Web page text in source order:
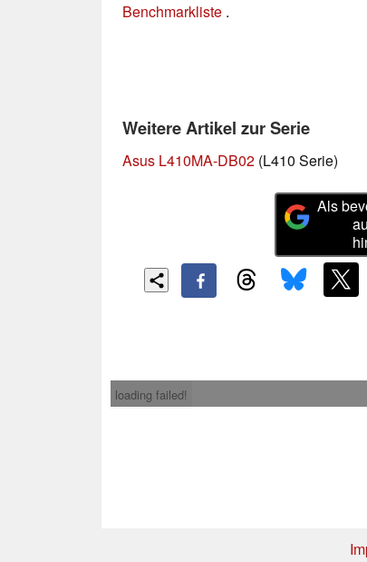
Benchmarkliste .
Weitere Artikel zur Serie
Asus L410MA-DB02 (L410 Serie)
Als
loading failed!